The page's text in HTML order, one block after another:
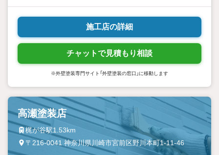
施工店の詳細
チャットで見積もり相談
※外壁塗装専門サイト「外壁塗装の窓口」に移動します
高瀬塗装店
梶が谷駅1.53km
〒216-0041 神奈川県川崎市宮前区野川本町1-11-46